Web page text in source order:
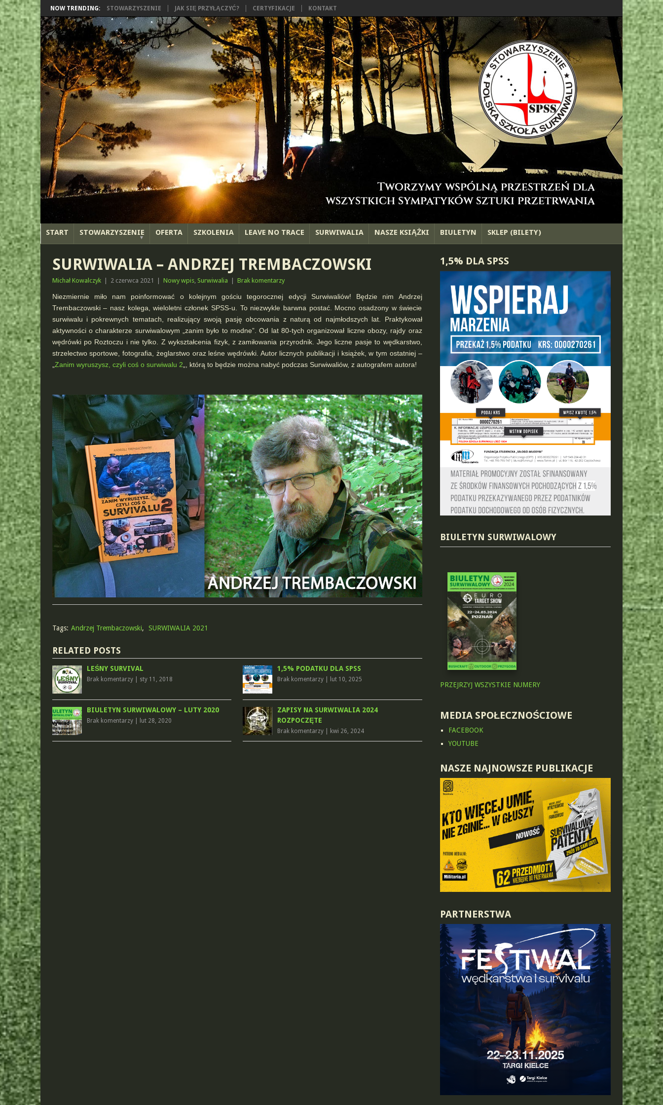
NOW TRENDING: STOWARZYSZENIE JAK SIĘ PRZYŁĄCZYĆ? CERTYFIKACJE KONTAKT
START STOWARZYSZENIE OFERTA SZKOLENIA LEAVE NO TRACE SURWIWALIA NASZE KSIĄŻKI BIULETYN SKLEP (BILETY)
SURWIWALIA – ANDRZEJ TREMBACZOWSKI
Michał Kowalczyk 2 czerwca 2021 Nowy wpis, Surwiwalia Brak komentarzy
Niezmiernie miło nam poinformować o kolejnym gościu tegorocznej edycji Surwiwaliów! Będzie nim Andrzej
Trembaczowski – nasz kolega, wieloletni członek SPSS-u. To niezwykle barwna postać. Mocno osadzony w świecie
surwiwalu i pokrewnych tematach, realizujący swoją pasję obcowania z naturą od najmłodszych lat. Praktykował
aktywności o charakterze surwiwalowym „zanim było to modne”. Od lat 80-tych organizował liczne obozy, rajdy oraz
wędrówki po Roztoczu i nie tylko. Z wykształcenia fizyk, z zamiłowania przyrodnik. Jego liczne pasje to wędkarstwo,
strzelectwo sportowe, fotografia, żeglarstwo oraz leśne wędrówki. Autor licznych publikacji i książek, w tym ostatniej –
Zanim wyruszysz, czyli coś o surwiwalu 2 „, którą to będzie można nabyć podczas Surwiwaliów, z autografem autora!
Tags: Andrzej Trembaczowski, SURWIWALIA 2021
RELATED POSTS
LEŚNY SURVIVAL
Brak komentarzy| sty 11, 2018
1,5% PODATKU DLA SPSS
Brak komentarzy| lut 10, 2025
BIULETYN SURWIWALOWY – LUTY 2020
Brak komentarzy| lut 28, 2020
ZAPISY NA SURWIWALIA 2024
ROZPOCZĘTE
Brak komentarzy| kwi 26, 2024
1,5% DLA SPSS
BIULETYN SURWIWALOWY
PRZEJRZYJ WSZYSTKIE NUMERY
MEDIA SPOŁECZNOŚCIOWE
FACEBOOK
YOUTUBE
NASZE NAJNOWSZE PUBLIKACJE
PARTNERSTWA